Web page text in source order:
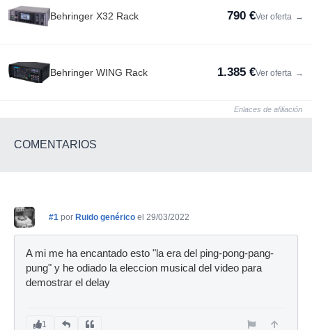
Behringer X32 Rack 790 €Ver oferta →
Behringer WING Rack 1.385 €Ver oferta →
Enlaces de afiliación
COMENTARIOS
#1 por Ruido genérico el 29/03/2022
A mi me ha encantado esto "la era del ping-pong-pang-
pung" y he odiado la eleccion musical del video para
demostrar el delay
1